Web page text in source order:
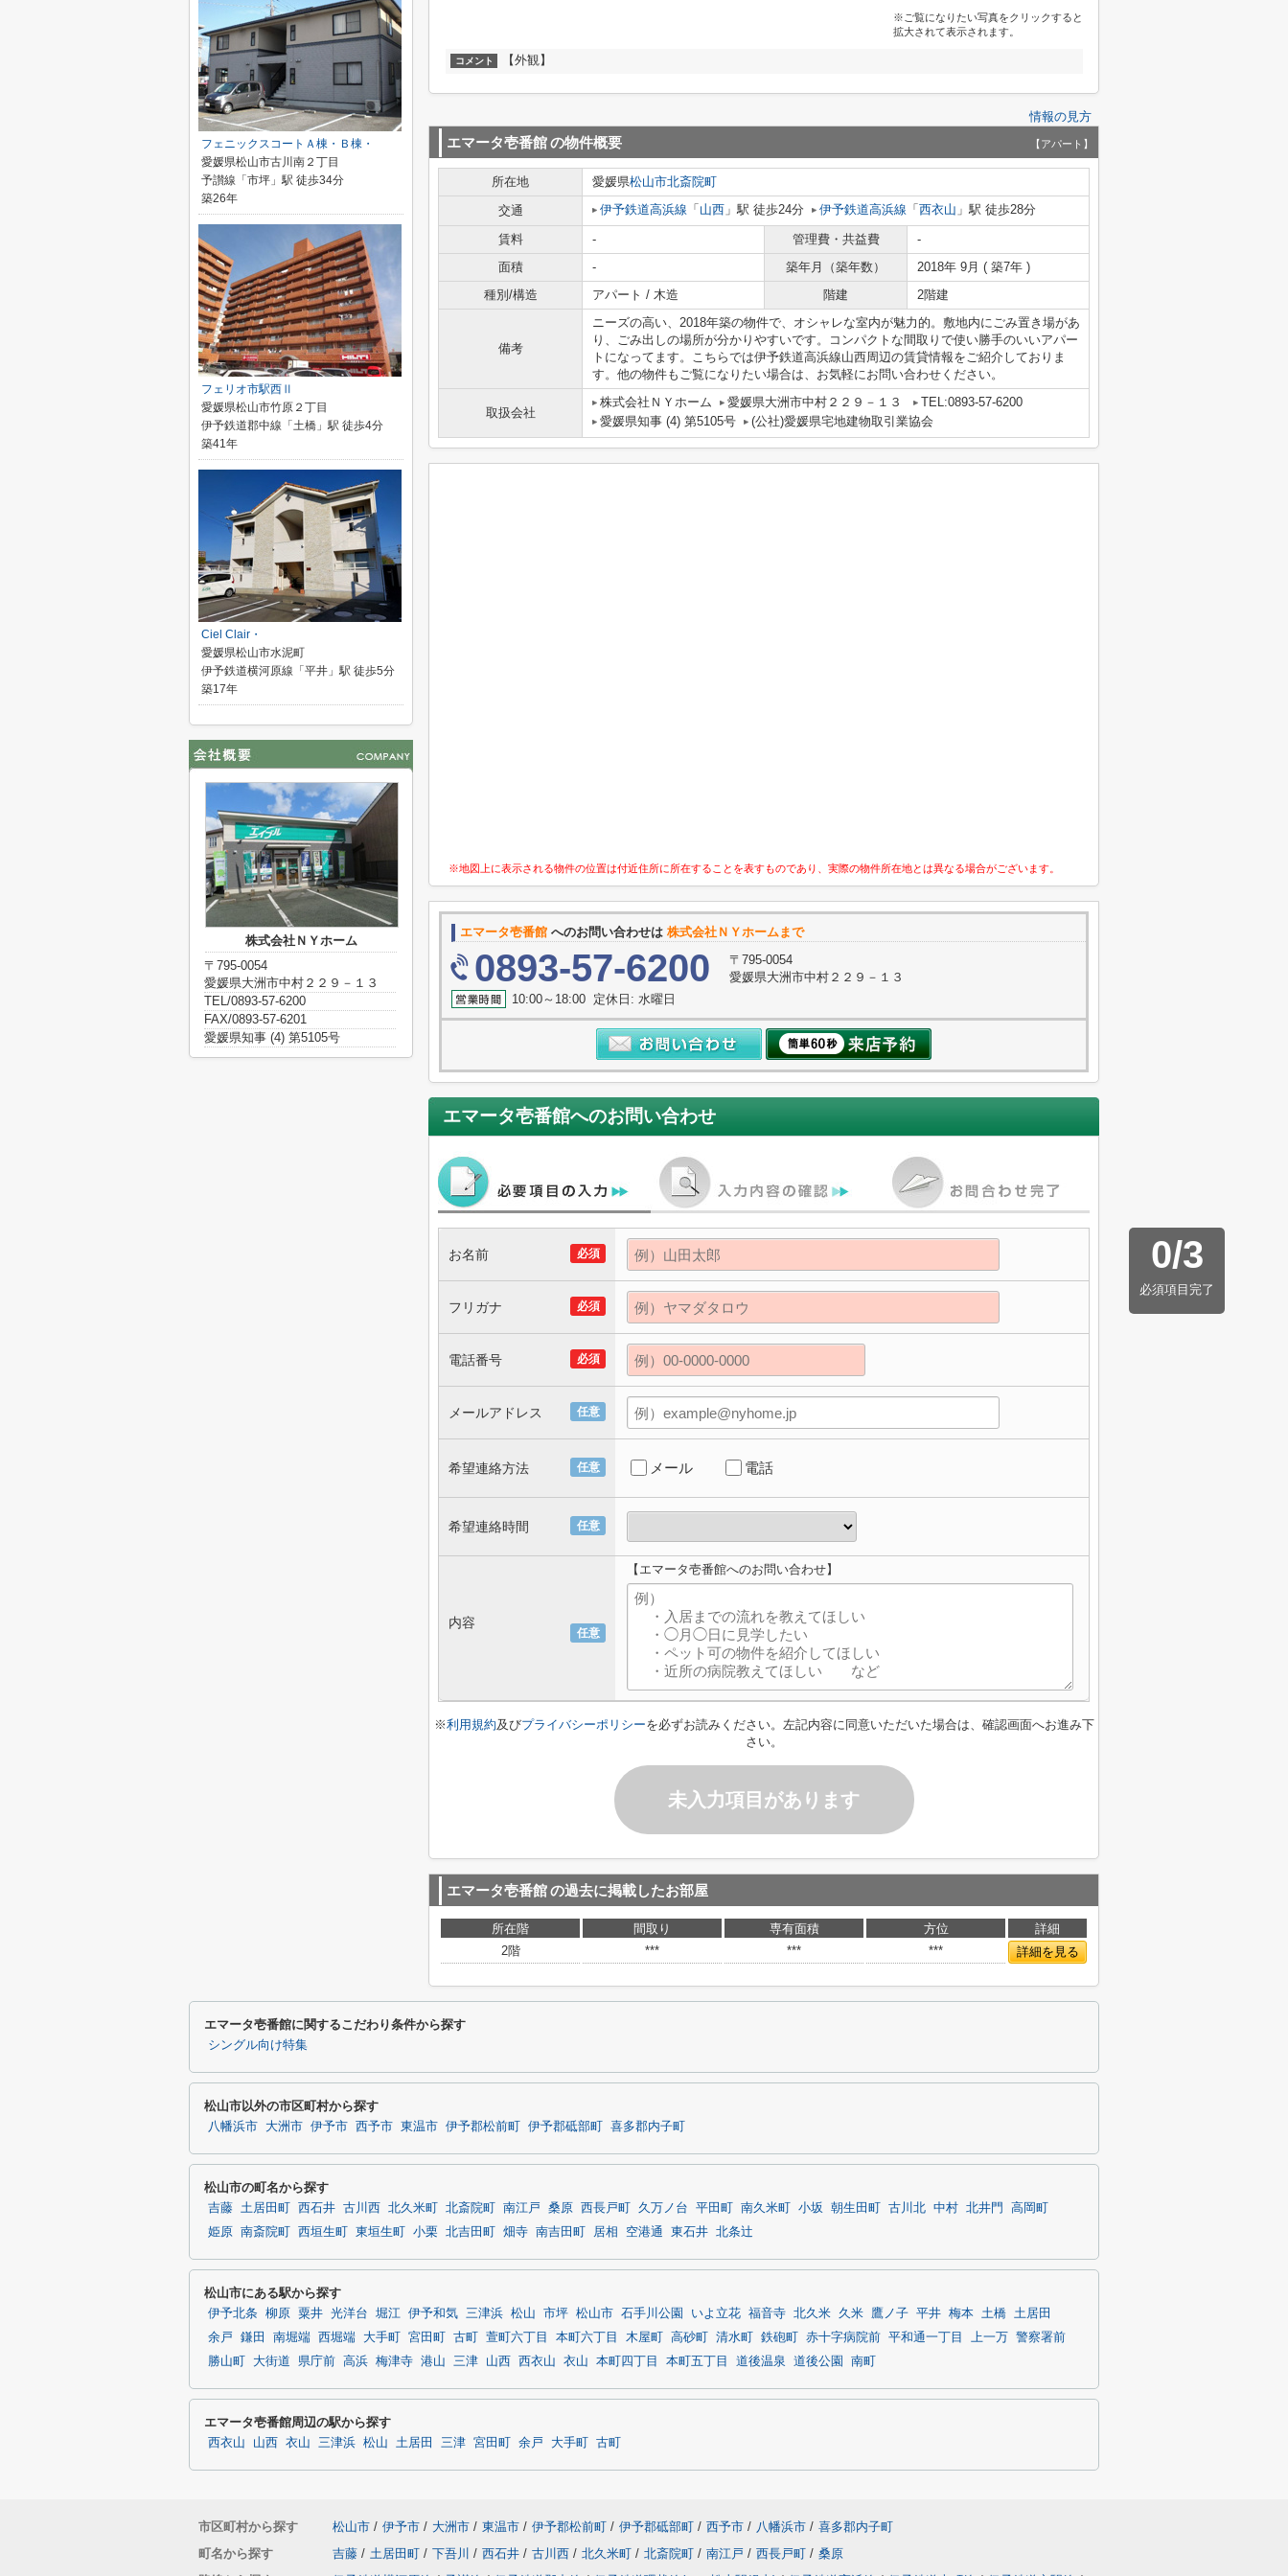
※ご覧になりたい写真をクリックすると
拡大されて表示されます。
コメント 【外観】
情報の見方
エマータ壱番館の物件概要 【アパート】
所在地 愛媛県松山市北斎院町
交通
伊予鉄道高浜線 「 山西 」駅 徒歩24分 伊予鉄道高浜線 「 西衣山 」駅 徒歩28分
賃料 - 管理費・共益費
-
面積
- 築年月（築年数）
2018年 9月 ( 築7年 )
種別/構造
アパート / 木造 階建 2階建
備考
ニーズの高い、2018年築の物件で、オシャレな室内が魅力的。敷地内にごみ置き場があ
り、ごみ出しの場所が分かりやすいです。コンパクトな間取りで使い勝手のいいアパー
トになってます。こちらでは伊予鉄道高浜線山西周辺の賃貸情報をご紹介しておりま
す。他の物件もご覧になりたい場合は、お気軽にお問い合わせください。
取扱会社
株式会社ＮＹホーム 愛媛県大洲市中村２２９－１３
TEL:0893-57-6200
愛媛県知事 (4) 第5105号
(公社)愛媛県宅地建物取引業協会
※地図上に表示される物件の位置は付近住所に所在することを表すものであり、実際の物件所在地とは異なる場合がございます。
エマータ壱番館 へのお問い合わせは 株式会社ＮＹホームまで
0893-57-6200
〒795-0054
愛媛県大洲市中村２２９－１３
10:00～18:00 定休日: 水曜日
エマータ壱番館へのお問い合わせ
0/3
必須項目完了
必須
お名前
必須
フリガナ
必須
電話番号
任意
メールアドレス
任意
希望連絡方法 メール 電話
任意
希望連絡時間
任意
内容
【エマータ壱番館へのお問い合わせ】
※利用規約及びプライバシーポリシーを必ずお読みください。左記内容に同意いただいた場合は、確認画面へお進み下
さい。
未入力項目があります
エマータ壱番館の過去に掲載したお部屋
所在階 間取り 専有面積 方位
詳細
2階
*** *** *** 詳細を見る
フェニックスコートＡ棟・Ｂ棟・
愛媛県松山市古川南２丁目
予讃線「市坪」駅 徒歩34分
築26年
フェリオ市駅西Ⅱ
愛媛県松山市竹原２丁目
伊予鉄道郡中線「土橋」駅 徒歩4分
築41年
Ciel Clair・
愛媛県松山市水泥町
伊予鉄道横河原線「平井」駅 徒歩5分
築17年
株式会社ＮＹホーム
〒795-0054
愛媛県大洲市中村２２９－１３
TEL/0893-57-6200
FAX/0893-57-6201
愛媛県知事 (4) 第5105号
エマータ壱番館に関するこだわり条件から探す
シングル向け特集
松山市以外の市区町村から探す
八幡浜市 大洲市 伊予市 西予市 東温市 伊予郡松前町 伊予郡砥部町 喜多郡内子町
松山市の町名から探す
吉藤 土居田町 西石井 古川西 北久米町 北斎院町 南江戸 桑原 西長戸町 久万ノ台 平田町 南久米町 小坂 朝生田町 古川北 中村 北井門
高岡町
姫原
南斎院町 西垣生町 東垣生町 小栗 北吉田町 畑寺 南吉田町 居相 空港通 東石井 北条辻
松山市にある駅から探す
伊予北条 柳原 粟井 光洋台 堀江 伊予和気 三津浜 松山 市坪 松山市 石手川公園 いよ立花 福音寺 北久米 久米 鷹ノ子 平井 梅本 土橋 土居田
余戸
鎌田 南堀端 西堀端 大手町 宮田町 古町 萱町六丁目 本町六丁目 木屋町 高砂町 清水町 鉄砲町 赤十字病院前 平和通一丁目 上一万
警察署前
勝山町
大街道 県庁前 高浜 梅津寺 港山 三津 山西 西衣山 衣山 本町四丁目 本町五丁目 道後温泉 道後公園 南町
エマータ壱番館周辺の駅から探す
西衣山 山西 衣山 三津浜 松山 土居田 三津 宮田町 余戸 大手町 古町
市区町村から探す 松山市 / 伊予市 / 大洲市 / 東温市 / 伊予郡松前町 / 伊予郡砥部町 / 西予市 / 八幡浜市 / 喜多郡内子町
町名から探す
吉藤 / 土居田町 / 下吾川 / 西石井 / 古川西 / 北久米町 / 北斎院町 / 南江戸 / 西長戸町 / 桑原